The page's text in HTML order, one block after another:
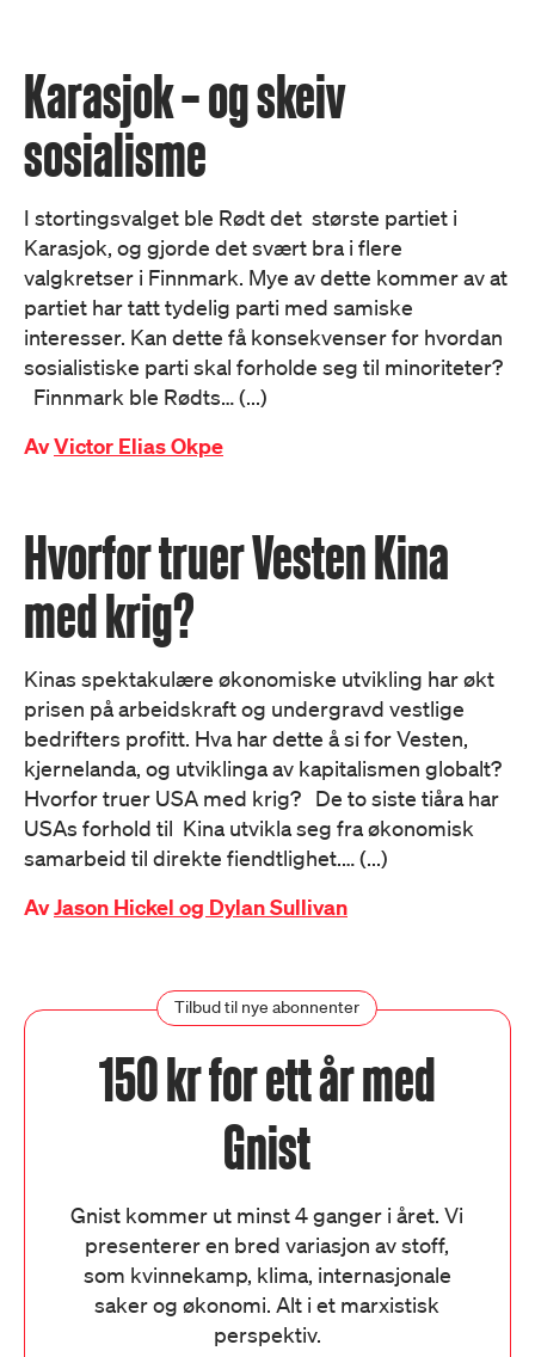
Karasjok – og skeiv
sosialisme
I stortingsvalget ble Rødt det største partiet i
Karasjok, og gjorde det svært bra i flere
valgkretser i Finnmark. Mye av dette kommer av at
partiet har tatt tydelig parti med samiske
interesser. Kan dette få konsekvenser for hvordan
sosialistiske parti skal forholde seg til minoriteter?
Finnmark ble Rødts… (...)
AvVictor Elias Okpe
Hvorfor truer Vesten Kina
med krig?
Kinas spektakulære økonomiske utvikling har økt
prisen på arbeidskraft og undergravd vestlige
bedrifters profitt. Hva har dette å si for Vesten,
kjernelanda, og utviklinga av kapitalismen globalt?
Hvorfor truer USA med krig? De to siste tiåra har
USAs forhold til Kina utvikla seg fra økonomisk
samarbeid til direkte fiendtlighet.… (...)
AvJason Hickel og Dylan Sullivan
Tilbud til nye abonnenter
150 kr for ett år med
Gnist
Gnist kommer ut minst 4 ganger i året. Vi
presenterer en bred variasjon av stoff,
som kvinnekamp, klima, internasjonale
saker og økonomi. Alt i et marxistisk
perspektiv.